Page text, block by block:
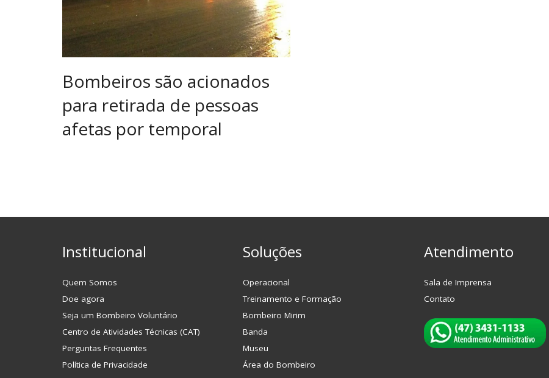
Bombeiros são acionados
para retirada de pessoas
afetas por temporal
Institucional
Quem Somos
Doe agora
Seja um Bombeiro Voluntário
Centro de Atividades Técnicas (CAT)
Perguntas Frequentes
Política de Privacidade
Soluções
Operacional
Treinamento e Formação
Bombeiro Mirim
Banda
Museu
Área do Bombeiro
Atendimento
Sala de Imprensa
Contato